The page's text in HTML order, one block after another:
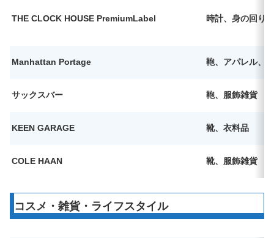
THE CLOCK HOUSE PremiumLabel 時計、身の回り品
Manhattan Portage 鞄、アパレル、
サックスバー 鞄、服飾雑貨
KEEN GARAGE 靴、衣料品
COLE HAAN 靴、服飾雑貨
コスメ・雑貨・ライフスタイル